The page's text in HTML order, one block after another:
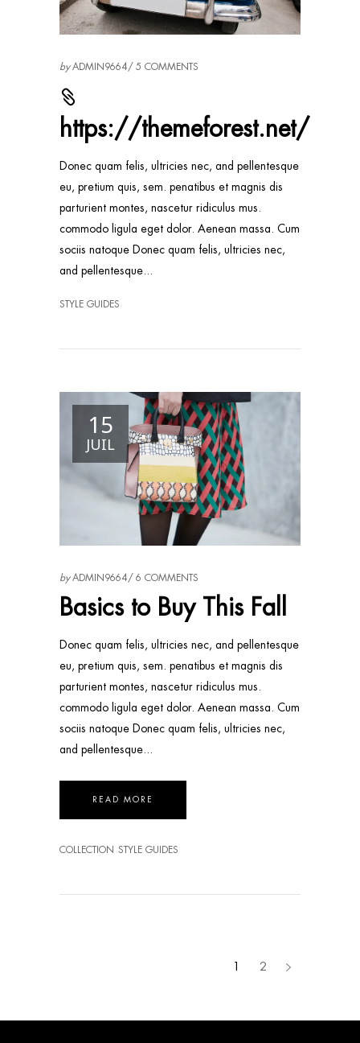
byADMIN9664 5 COMMENTS
https://themeforest.net/
Donec quam felis, ultricies nec, and pellentesque
eu, pretium quis, sem. penatibus et magnis dis
parturient montes, nascetur ridiculus mus.
commodo ligula eget dolor. Aenean massa. Cum
sociis natoque Donec quam felis, ultricies nec,
and pellentesque
STYLE GUIDES
15
JUIL
byADMIN9664 6 COMMENTS
Basics to Buy This Fall
Donec quam felis, ultricies nec, and pellentesque
eu, pretium quis, sem. penatibus et magnis dis
parturient montes, nascetur ridiculus mus.
commodo ligula eget dolor. Aenean massa. Cum
sociis natoque Donec quam felis, ultricies nec,
and pellentesque
READ MORE
COLLECTION STYLE GUIDES
1 2